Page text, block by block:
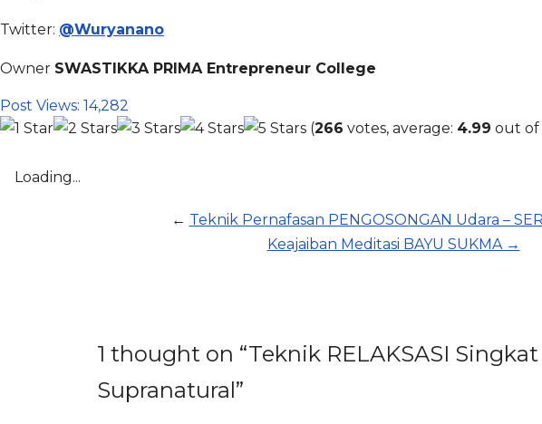
Twitter: @Wuryanano
Owner SWASTIKKA PRIMA Entrepreneur College
Post Views: 14,282
(266 votes, average: 4.99 out of
Loading...
← Teknik Pernafasan PENGOSONGAN Udara –
Keajaiban Meditasi BAYU SUKMA →
1 thought on “Teknik RELAKSASI
Supranatural”